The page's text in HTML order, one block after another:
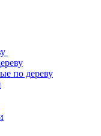
по дереву